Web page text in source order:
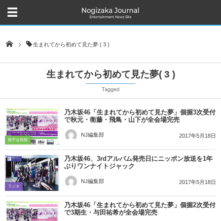
生まれてから初めて見た夢 ( 3 )
生まれてから初めて見た夢( 3 )
Tagged
握手会情報
乃木坂46「生まれてから初めて見た夢」個握3次受付
で秋元・衛藤・飛鳥・山下が全会場完売
NJ編集部 2017年5月18日
ラジオ
乃木坂46、3rdアルバム発売日にニッポン放送を1年
ぶりワンナイトジャック
NJ編集部 2017年5月18日
乃木坂46「生まれてから初めて見た夢」個握2次受付
で3期生・与田祐希が全会場完売